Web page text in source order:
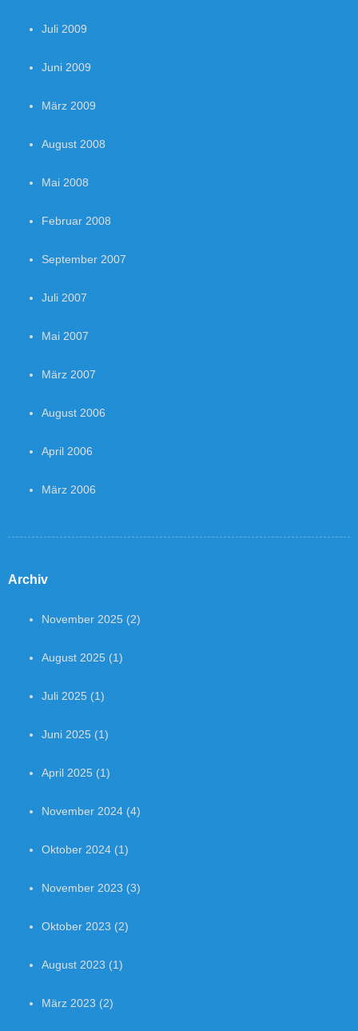
Juli 2009
Juni 2009
März 2009
August 2008
Mai 2008
Februar 2008
September 2007
Juli 2007
Mai 2007
März 2007
August 2006
April 2006
März 2006
Archiv
November 2025 (2)
August 2025 (1)
Juli 2025 (1)
Juni 2025 (1)
April 2025 (1)
November 2024 (4)
Oktober 2024 (1)
November 2023 (3)
Oktober 2023 (2)
August 2023 (1)
März 2023 (2)